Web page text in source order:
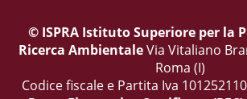
© ISPRA Istituto Superiore per la
Ricerca AmbientaleVia Vitaliano
Roma (I)
Codice fiscale e Partita Iva